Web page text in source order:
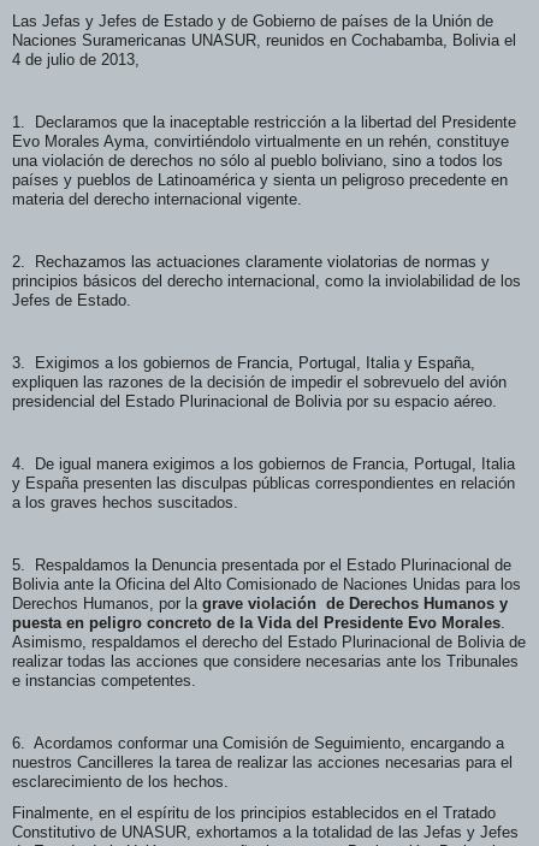
Las Jefas y Jefes de Estado y de Gobierno de países de la Unión de
Naciones Suramericanas UNASUR, reunidos en Cochabamba, Bolivia el
4 de julio de 2013,
1. Declaramos que la inaceptable restricción a la libertad del Presidente
Evo Morales Ayma, convirtiéndolo virtualmente en un rehén, constituye
una violación de derechos no sólo al pueblo boliviano, sino a todos los
países y pueblos de Latinoamérica y sienta un peligroso precedente en
materia del derecho internacional vigente.
2. Rechazamos las actuaciones claramente violatorias de normas y
principios básicos del derecho internacional, como la inviolabilidad de los
Jefes de Estado.
3. Exigimos a los gobiernos de Francia, Portugal, Italia y España,
expliquen las razones de la decisión de impedir el sobrevuelo del avión
presidencial del Estado Plurinacional de Bolivia por su espacio aéreo.
4. De igual manera exigimos a los gobiernos de Francia, Portugal, Italia
y España presenten las disculpas públicas correspondientes en relación
a los graves hechos suscitados.
5. Respaldamos la Denuncia presentada por el Estado Plurinacional de
Bolivia ante la Oficina del Alto Comisionado de Naciones Unidas para los
Derechos Humanos, por la grave violación de Derechos Humanos y
puesta en peligro concreto de la Vida del Presidente Evo Morales
Asimismo, respaldamos el derecho del Estado Plurinacional de Bolivia de
realizar todas las acciones que considere necesarias ante los Tribunales
e instancias competentes.
6. Acordamos conformar una Comisión de Seguimiento, encargando a
nuestros Cancilleres la tarea de realizar las acciones necesarias para el
esclarecimiento de los hechos.
Finalmente, en el espíritu de los principios establecidos en el Tratado
Constitutivo de UNASUR, exhortamos a la totalidad de las Jefas y Jefes